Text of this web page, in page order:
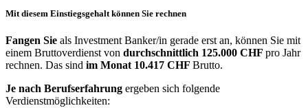
Mit diesem Einstiegsgehalt können Sie rechnen
Fangen Sie als Investment Banker/in gerade erst an, können Sie mit
einem Bruttoverdienst von durchschnittlich 125.000 CHF pro Jahr
rechnen. Das sind im Monat 10.417 CHF Brutto.
Je nach Berufserfahrung ergeben sich folgende
Verdienstmöglichkeiten: